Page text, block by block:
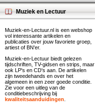
Muziek en Lectuur
Muziek-en-Lectuur.nl is een webshop
vol interessante artikelen en
publicaties over jouw favoriete groep,
artiest of BN'er.
Muziek-en-Lectuur biedt gelezen
tijdschriften, TV-gidsen en strips, maar
ook LP's en CD's aan. De artikelen
zijn tweedehands en over het
algemeen in een zeer goede conditie.
Zie voor een uitleg van de
conditiebeschrijving bij
kwaliteitsaanduidingen